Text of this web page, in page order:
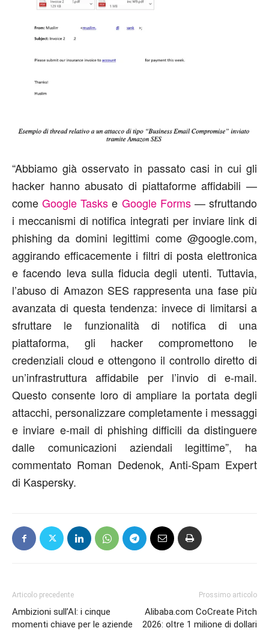
“Abbiamo già osservato in passato casi in cui gli
hacker hanno abusato di piattaforme affidabili —
comeGoogle Tasks e Google Forms— sfruttando
i meccanismi di notifica integrati per inviare link di
phishing da domini legittimi come @google.com,
aggirando efficacemente i filtri di posta elettronica
e facendo leva sulla fiducia degli utenti. Tuttavia,
l’abuso di Amazon SES rappresenta una fase più
avanzata di questa tendenza: invece di limitarsi a
sfruttare le funzionalità di notifica di una
piattaforma, gli hacker compromettono le
credenziali cloud e ottengono il controllo diretto di
un’infrastruttura affidabile per l’invio di e-mail.
Questo consente loro di ampliare la portata degli
attacchi, personalizzare completamente i messaggi
e inviare e-mail di phishing difficili da distinguere
dalle comunicazioni aziendali legittime”,
ha
commentato Roman Dedenok, Anti-Spam Expert
di Kaspersky.
Articolo precedente
Ambizioni sull’AI: i cinque
momenti chiave per le aziende
Prossimo articolo
Alibaba.com CoCreate Pitch
2026: oltre 1 milione di dollari